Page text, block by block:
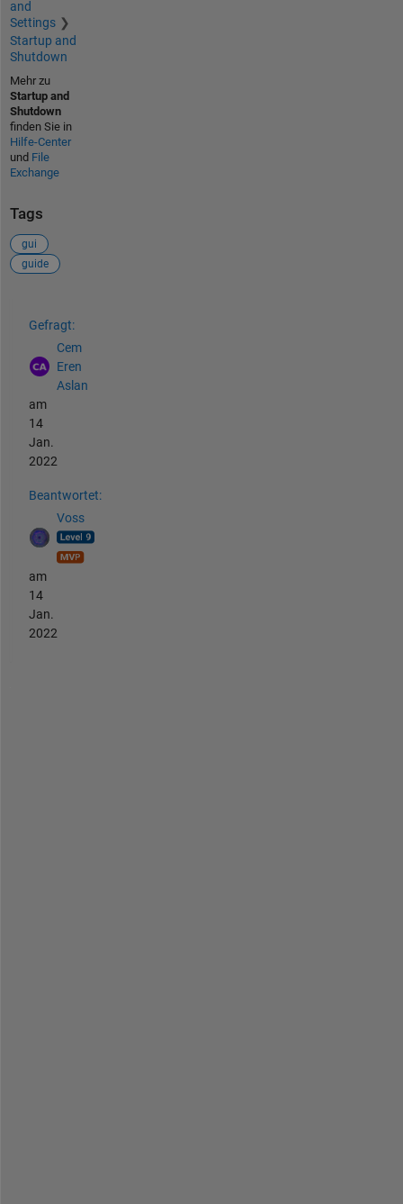
and
Settings
Startup and
Shutdown
Mehr zu
Startup and
Shutdown
finden Sie in
Hilfe-Center
und File
Exchange
Tags
gui
guide
Gefragt:
Cem
Eren
Aslan
am
14
Jan.
2022
Beantwortet:
Voss
am
14
Jan.
2022